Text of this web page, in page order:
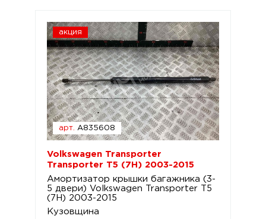
акция
арт. A835608
Volkswagen Transporter
Transporter T5 (7H) 2003-2015
Амортизатор крышки багажника (3-
5 двери) Volkswagen Transporter T5
(7H) 2003-2015
Кузовщина